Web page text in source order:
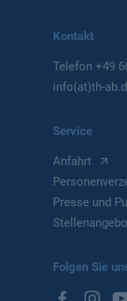
Kontakt
Telefon+49
info(at)th-
Service
Anfahrt
Presse und
Folgen Sie